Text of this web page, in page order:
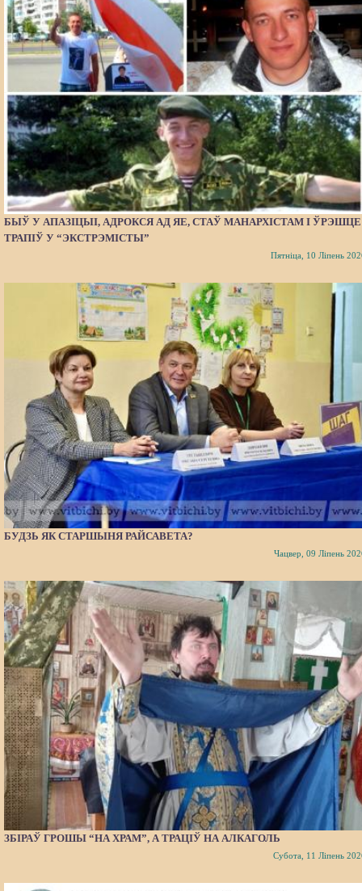
БЫЎ У АПАЗІЦЫІ, АДРОКСЯ АД ЯЕ, СТАЎ МАНАРХІСТАМ І ЎРЭШЦЕ
ТРАПІЎ У “ЭКСТРЭМІСТЫ”
Пятніца, 10 Ліпень
БУДЗЬ ЯК СТАРШЫНЯ РАЙСАВЕТА?
Чацвер, 09 Ліпень
ЗБІРАЎ ГРОШЫ “НА ХРАМ”, А ТРАЦІЎ НА АЛКАГОЛЬ
Субота, 11 Ліпень